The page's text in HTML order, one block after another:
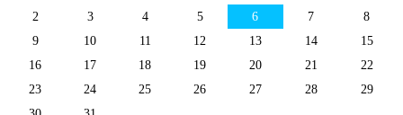
2
3 4 5 6 7
8
9
10 11 12 13 14
15
16
17 18 19 20 21
22
23
24 25 26 27 28
29